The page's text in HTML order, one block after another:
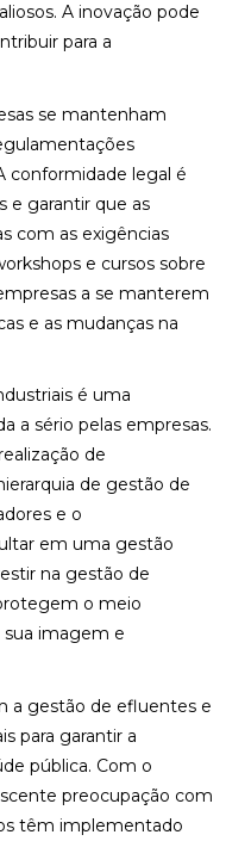
A inovação pode
para a
se mantenham
conformidade legal é
e garantir que as
com as exigências
e cursos sobre
a se manterem
e as mudanças na
é uma
a sério pelas empresas.
de
de gestão de
e o
em uma gestão
na gestão de
o meio
imagem e
a gestão de efluentes e
para garantir a
pública. Com o
preocupação com
têm implementado